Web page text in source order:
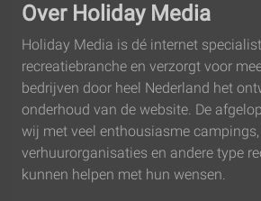
Over Holiday Media
Holiday Media is dé internet
recreatie­branche en verzorgt voor
bedrijven door heel Nederland het
onderhoud van de website. De
wij met veel enthousiasme
verhuur­organisaties en andere type
kunnen helpen met hun wensen.